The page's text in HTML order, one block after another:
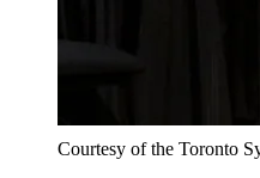
Courtesy of the Toronto